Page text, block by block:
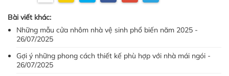
Bài viết khác:
Những mẫu cửa nhôm nhà vệ sinh phổ biến năm 2025 -
26/07/2025
Gợi ý những phong cách thiết kế phù hợp với nhà mái ngói -
26/07/2025